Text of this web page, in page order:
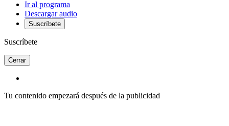
Ir al programa
Descargar audio
Suscríbete
Suscríbete
Cerrar
Tu contenido empezará después de la publicidad